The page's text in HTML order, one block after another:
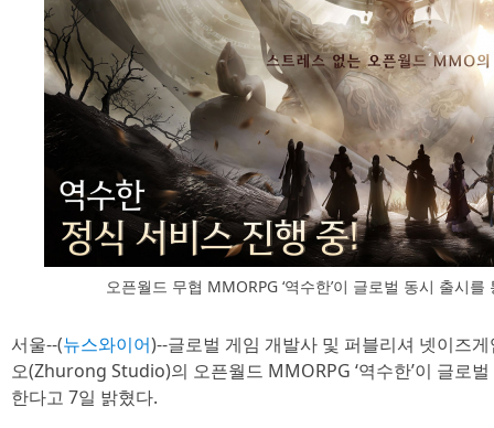
오픈월드 무협 MMORPG ‘역수한’이 글로벌 동시 출시
서울--(뉴스와이어)--글로벌 게임 개발사 및 퍼블리셔 넷이즈
오(Zhurong Studio)의 오픈월드 MMORPG ‘역수한’이 글로
한다고 7일 밝혔다.